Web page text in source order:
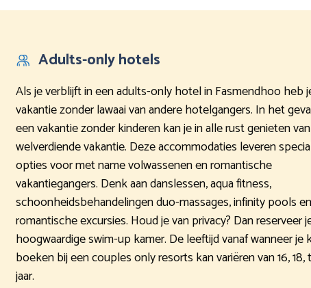
Adults-only hotels
Als je verblijft in een adults-only hotel in Fasmendhoo heb
vakantie zonder lawaai van andere hotelgangers. In het
een vakantie zonder kinderen kan je in alle rust genieten
welverdiende vakantie. Deze accommodaties leveren
opties voor met name volwassenen en romantische
vakantiegangers. Denk aan danslessen, aqua fitness,
schoonheidsbehandelingen duo-massages, infinity pools en
romantische excursies. Houd je van privacy? Dan reserveer
hoogwaardige swim-up kamer. De leeftijd vanaf wanneer je
boeken bij een couples only resorts kan variëren van 16, 18,
jaar.